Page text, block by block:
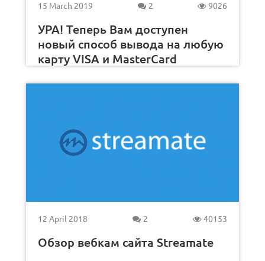
15 March 2019 2 9026
УРА! Теперь Вам доступен
новый способ вывода на любую
карту VISA и MasterCard
12 April 2018 2 40153
Обзор вебкам сайта Streamate